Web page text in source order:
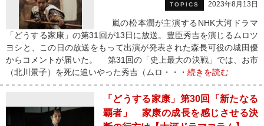
TOPICS 2023年8月13日
嵐の松本潤が主演するNHK大河ドラマ
「どうする家康」の第31回が13日に放送。豊臣秀吉を演じるムロツ
ヨシと、この日の放送をもって出演が発表された森長可役の城田優
からコメントが届いた。 第31回の「史上最大の決戦」では、お市
（北川景子）を死に追いやった秀吉（ムロ・・・ 続きを読む
「どうする家康」第30回「新たなる
覇者」 家康の成長を感じさせる決